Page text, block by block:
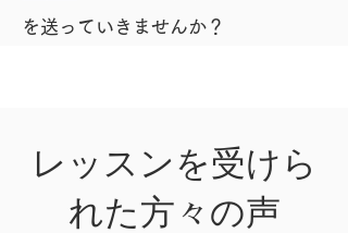
を送っていきませんか？
レッスンを受けら
れた方々の声